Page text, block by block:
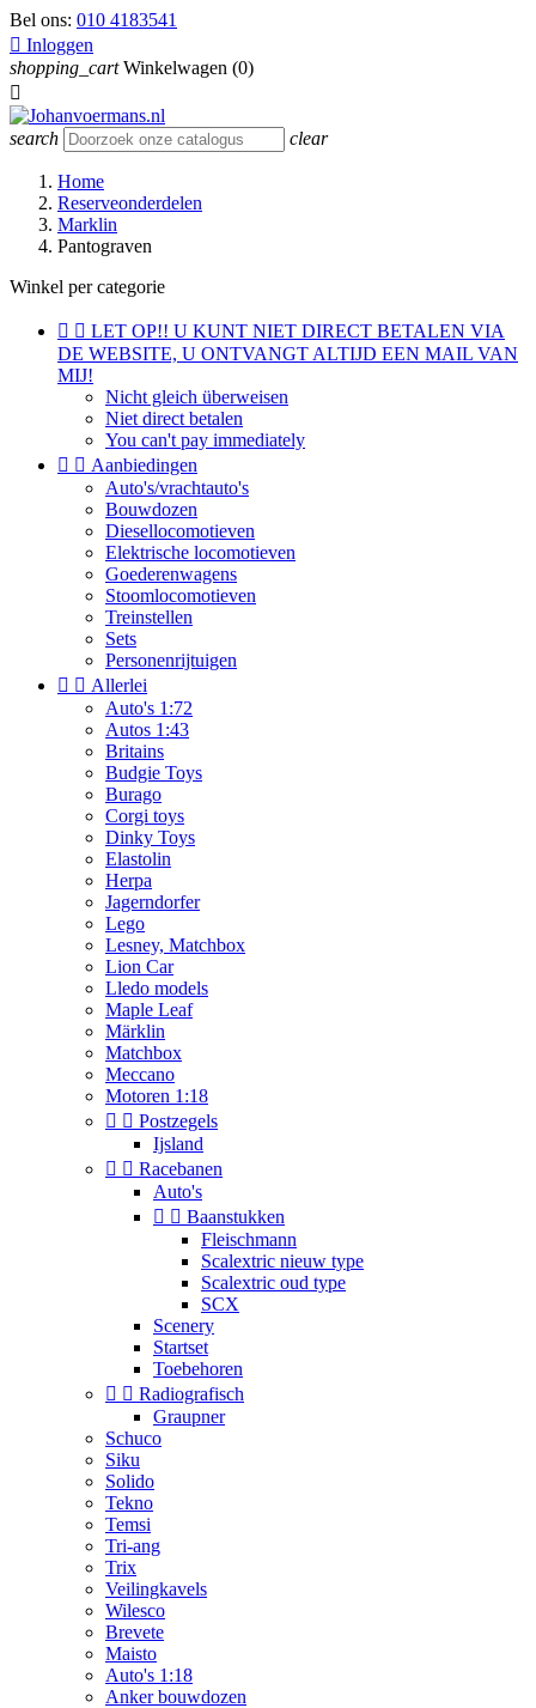
Bel ons: 010 4183541
 Inloggen
shopping_cart Winkelwagen (0)

search clear
Home
Reserveonderdelen
Marklin
Pantograven
Winkel per categorie
  LET OP!! U KUNT NIET DIRECT BETALEN VIA
DE WEBSITE, U ONTVANGT ALTIJD EEN MAIL VAN
MIJ!
Nicht gleich überweisen
Niet direct betalen
You can't pay immediately
  Aanbiedingen
Auto's/vrachtauto's
Bouwdozen
Diesellocomotieven
Elektrische locomotieven
Goederenwagens
Stoomlocomotieven
Treinstellen
Sets
Personenrijtuigen
  Allerlei
Auto's 1:72
Autos 1:43
Britains
Budgie Toys
Burago
Corgi toys
Dinky Toys
Elastolin
Herpa
Jagerndorfer
Lego
Lesney, Matchbox
Lion Car
Lledo models
Maple Leaf
Märklin
Matchbox
Meccano
Motoren 1:18
  Postzegels
Ijsland
  Racebanen
Auto's
  Baanstukken
Fleischmann
Scalextric nieuw type
Scalextric oud type
SCX
Scenery
Startset
Toebehoren
  Radiografisch
Graupner
Schuco
Siku
Solido
Tekno
Temsi
Tri-ang
Trix
Veilingkavels
Wilesco
Brevete
Maisto
Auto's 1:18
Anker bouwdozen